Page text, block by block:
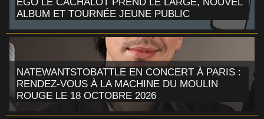
ALBUM ET TOURNÉE JEUNE PUBLIC
NATEWANTSTOBATTLE EN CONCERT À PARIS :
RENDEZ-VOUS À LA MACHINE DU MOULIN
ROUGE LE 18 OCTOBRE 2026